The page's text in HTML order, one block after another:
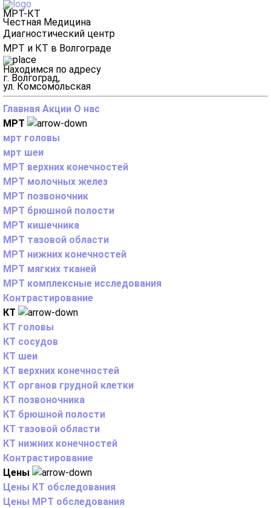
МРТ-КТ
Честная Медицина
Диагностический центр
МРТ и КТ в Волгограде
Находимся по адресу
г. Волгоград,
ул. Комсомольская
Главная Акции О нас
МРТ
мрт головы
мрт шеи
МРТ верхних конечностей
МРТ молочных желез
МРТ позвоночник
МРТ брюшной полости
МРТ кишечника
МРТ тазовой области
МРТ нижних конечностей
МРТ мягких тканей
МРТ комплексные исследования
Контрастирование
КТ
КТ головы
КТ сосудов
КТ шеи
КТ верхних конечностей
КТ органов грудной клетки
КТ позвоночника
КТ брюшной полости
КТ тазовой области
КТ нижних конечностей
Контрастирование
Цены
Цены КТ обследования
Цены МРТ обследования